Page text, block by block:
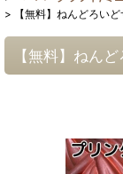
>
【無料】ねんどろい
【無料】ねん